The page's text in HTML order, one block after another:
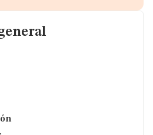
registral complementaria.